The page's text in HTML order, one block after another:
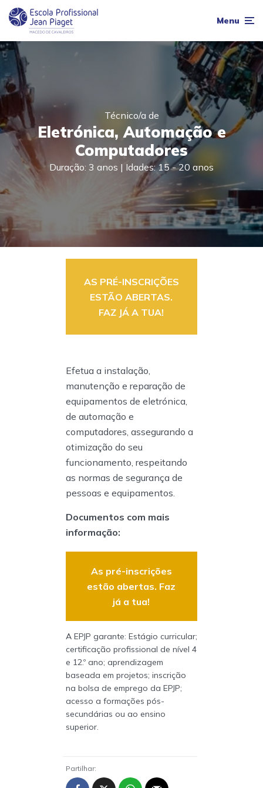
Menu
Técnico/a de
Eletrónica, Automação e
Computadores
Duração: 3 anos | Idades: 15 - 20 anos
AS PRÉ-INSCRIÇÕES
ESTÃO ABERTAS.
FAZ JÁ A TUA!
Efetua a instalação,
manutenção e reparação de
equipamentos de eletrónica,
de automação e
computadores, assegurando a
otimização do seu
funcionamento, respeitando
as normas de segurança de
pessoas e equipamentos.
Documentos com mais
informação:
As pré-inscrições
estão abertas. Faz
já a tua!
A EPJP garante: Estágio curricular;
certificação profissional de nível 4
e 12.º ano; aprendizagem
baseada em projetos; inscrição
na bolsa de emprego da EPJP;
acesso a formações pós-
secundárias ou ao ensino
superior.
Partilhar: